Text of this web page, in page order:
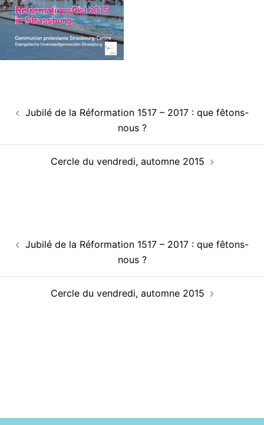
d’articleJubilé de la Réformation 1517 – 2017 : que fêtons-
nous ?
Cercle du vendredi, automne 2015
d’articleJubilé de la Réformation 1517 – 2017 : que fêtons-
nous ?
Cercle du vendredi, automne 2015